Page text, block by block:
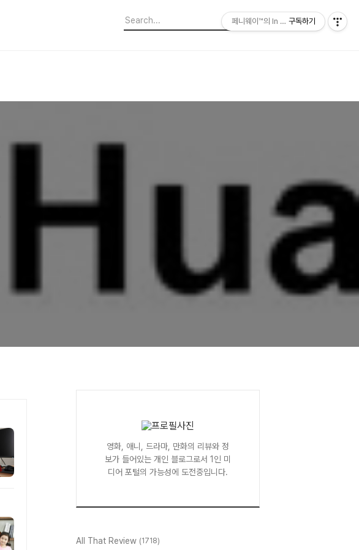
영화, 애니, 드라마, 만화의 리뷰와 정
보가 들어있는 개인 블로그로서 1인 미
디어 포털의 가능성에 도전중입니다.
All That Review (1718)
페니웨이™의 In This Film
구독하기